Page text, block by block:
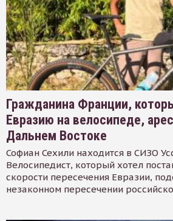
Гражданина Франции,
Евразию на велосипеде,
Дальнем Востоке
Софиан Сехили находится в СИЗО
Велосипедист, который хотел
скорости пересечения Евразии,
незаконном пересечении